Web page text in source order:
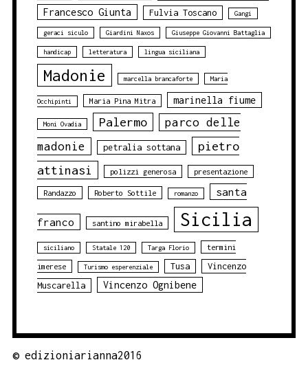
Francesco Giunta Fulvia Toscano Gangi
geraci siculo Giardini Naxos Giuseppe Giovanni Battaglia
handicap letteratura lingua siciliana
Madonie marcella brancaforte Maria
Occhipinti Maria Pina Mitra marinella fiume
Moni Ovadia Palermo
parco delle
madonie
petralia sottana
pietro
attinasi
polizzi generosa presentazione
Randazzo Roberto Sottile romanzo santa
franco santino mirabella Sicilia
siciliano Statale 120 Targa Florio termini
imerese Turismo esperenziale Tusa
Vincenzo
Muscarella
Vincenzo Ognibene
© edizioniarianna2016